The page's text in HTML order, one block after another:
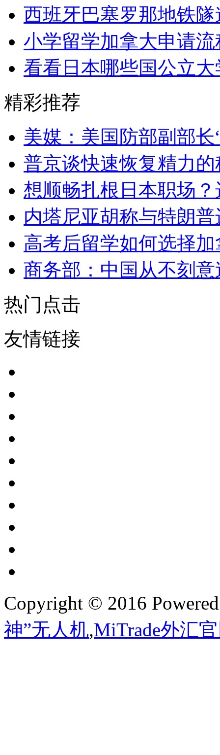
西班牙巴塞罗那地铁
小学留学加拿大申请
看看日本哪些国公立
精彩推荐
美媒：美国防部副部长
普京谈快速恢复精力的
想顺畅扎根日本职场
内塔尼亚胡称与特朗
高考后留学如何选择
商务部：中国从不刻
热门点击
友情链接
Copyright © 2016
神”无人机,MiTrade外汇